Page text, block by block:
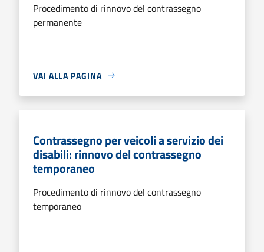
Procedimento di rinnovo del contrassegno
permanente
VAI ALLA PAGINA
Contrassegno per veicoli a servizio dei
disabili: rinnovo del contrassegno
temporaneo
Procedimento di rinnovo del contrassegno
temporaneo